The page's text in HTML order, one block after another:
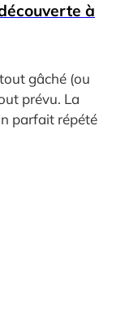
à
gâché (ou
prévu. La
parfait répété